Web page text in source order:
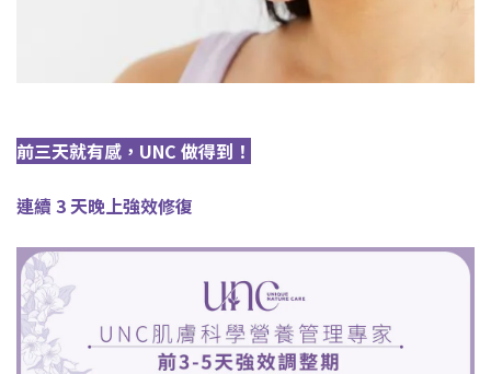
前三天就有感， UNC 做得到！
連續 3 天晚上強效修復